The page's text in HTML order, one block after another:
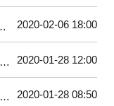
2020-02-06 18:00
2020-01-28 12:00
2020-01-28 08:50